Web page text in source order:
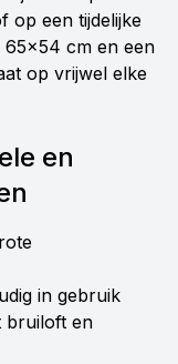
op een tijdelijke
65x54 cm en een
op vrijwel elke
en
in gebruik
bruiloft en